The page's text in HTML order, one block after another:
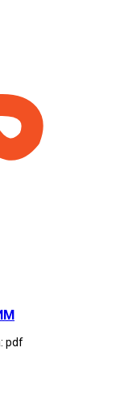
pdf